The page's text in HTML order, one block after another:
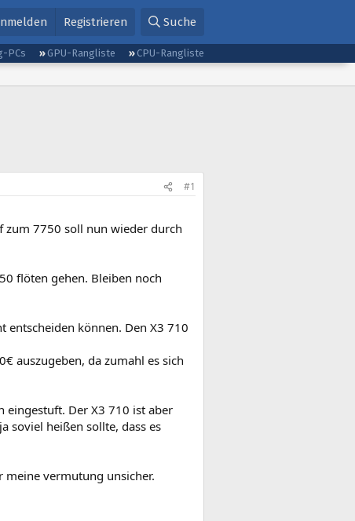
Registrieren Suche
PCs GPU-Rangliste
CPU-Rangliste
#1
zum 7750 soll nun wieder durch
flöten gehen. Bleiben noch
können. Den X3 710
auszugeben, da zumahl es sich
eingestuft. Der X3 710 ist aber
soviel heißen sollte, dass es
meine vermutung unsicher.